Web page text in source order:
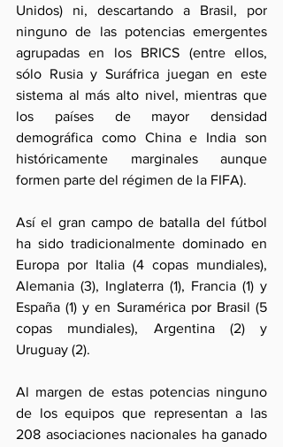
Unidos) ni, descartando a Brasil, por
ninguno de las potencias emergentes
agrupadas en los BRICS (entre ellos,
sólo Rusia y Suráfrica juegan en este
sistema al más alto nivel, mientras que
los países de mayor densidad
demográfica como China e India son
históricamente marginales aunque
formen parte del régimen de la FIFA).
Así el gran campo de batalla del fútbol
ha sido tradicionalmente dominado en
Europa por Italia (4 copas mundiales),
Alemania (3), Inglaterra (1), Francia (1) y
España (1) y en Suramérica por Brasil (5
copas mundiales), Argentina (2) y
Uruguay (2).
Al margen de estas potencias ninguno
de los equipos que representan a las
208 asociaciones nacionales ha ganado